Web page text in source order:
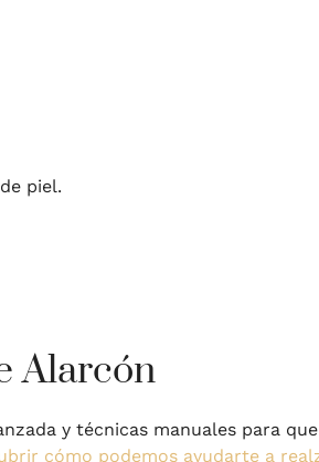
piel.
Alarcón
y técnicas manuales para
cómo podemos ayudarte a